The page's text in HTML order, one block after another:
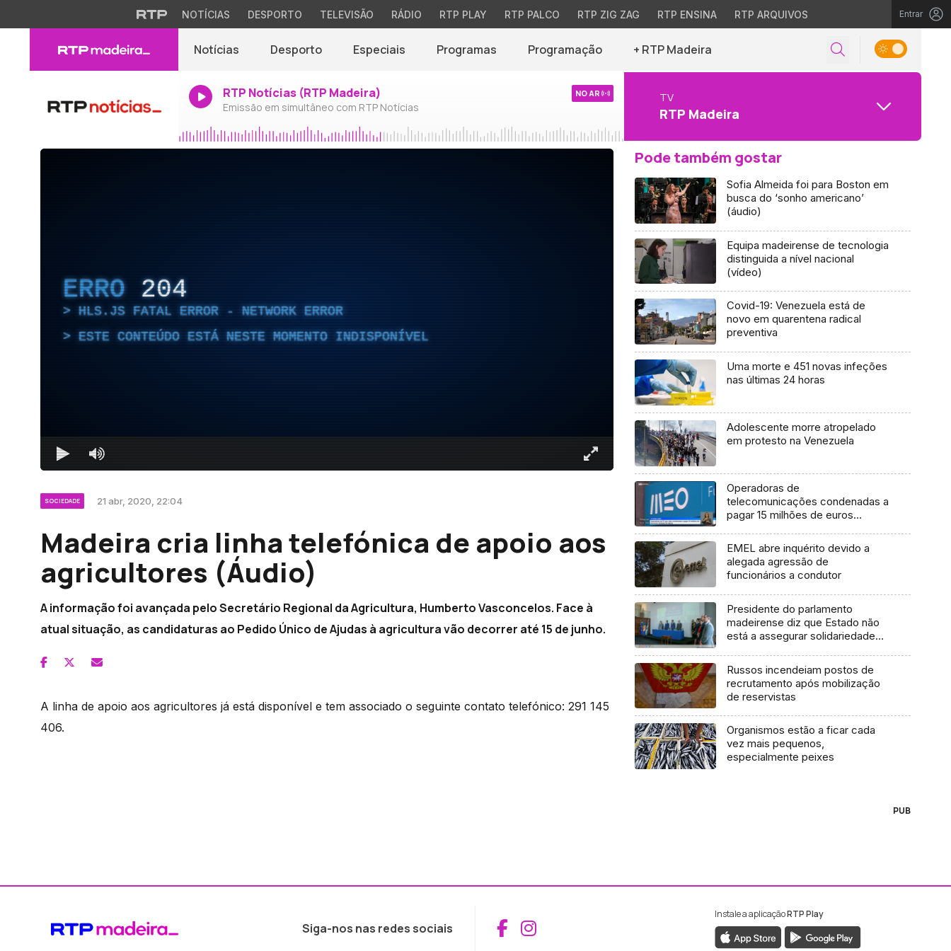
NOTÍCIAS DESPORTO TELEVISÃO RÁDIO RTP PLAY RTP PALCO RTP ZIG ZAG RTP ENSINA RTP ARQUIVOS Entrar
Notícias Desporto Especiais Programas Programação + RTP Madeira
RTP Notícias (RTP Madeira)
Emissão em simultâneo com RTP Notícias
NO AR TV
RTP Madeira
ERRO 204
HLS.JS FATAL ERROR - NETWORK ERROR
ESTE CONTEÚDO ESTÁ NESTE MOMENTO INDISPONÍVEL
SOCIEDADE 21 abr, 2020, 22:04
Madeira cria linha telefónica de apoio aos
agricultores (Áudio)
A informação foi avançada pelo Secretário Regional da Agricultura, Humberto Vasconcelos. Face à
atual situação, as candidaturas ao Pedido Único de Ajudas à agricultura vão decorrer até 15 de junho.
A linha de apoio aos agricultores já está disponível e tem associado o seguinte contato telefónico: 291 145
406.
Pode também gostar
Sofia Almeida foi para Boston em
busca do ‘sonho americano’
(áudio)
Equipa madeirense de tecnologia
distinguida a nível nacional
(vídeo)
Covid-19: Venezuela está de
novo em quarentena radical
preventiva
Uma morte e 451 novas infeções
nas últimas 24 horas
Adolescente morre atropelado
em protesto na Venezuela
Operadoras de
telecomunicações condenadas a
pagar 15 milhões de euros
EMEL abre inquérito devido a
alegada agressão de
funcionários a condutor
Presidente do parlamento
madeirense diz que Estado não
está a assegurar solidariedade
Russos incendeiam postos de
recrutamento após mobilização
de reservistas
Organismos estão a ficar cada
vez mais pequenos,
especialmente peixes
PUB
Siga-nos nas redes sociais Aceder ao Facebook da RTP Madeira
Aceder ao Instagram da RTP Madeira
Instale a aplicaçãoRTP Play